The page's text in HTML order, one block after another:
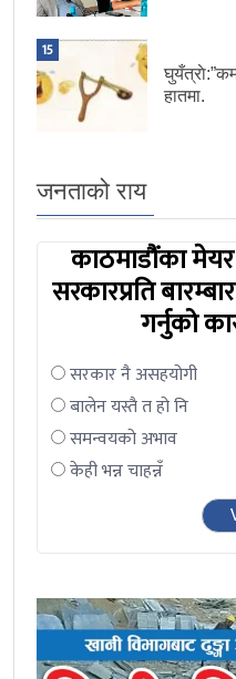
15
हातमा.
जनताको राय
काठमाडौंका
सरकारप्रति
गर्नुको
सरकार नै असहयोगी
बालेन यस्तै त हो नि
समन्वयको अभाव
केही भन्न चाहन्नँ